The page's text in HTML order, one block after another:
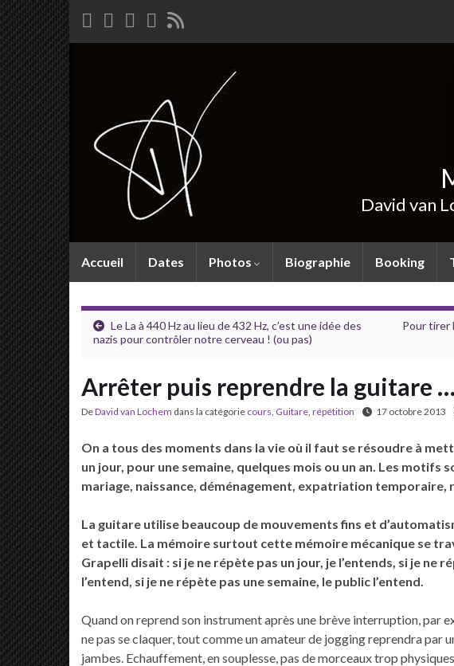
David van
Accueil Dates Photos Biographie Booking
Le La à 440 Hz au lieu de 432 Hz, c’est une idée des
nazis pour contrôler notre cerveau ! (ou pas)
Pour tirer
Arrêter puis reprendre la guitare …
DeDavid van Lochem dans la catégorie cours, Guitare, répétition 17 octobre 2013
On a tous des moments dans la vie où il faut se résoudre à
un jour, pour une semaine, quelques mois ou un an. Les motifs
mariage, naissance, déménagement, expatriation temporaire,
La guitare utilise beaucoup de mouvements fins et
et tactile. La mémoire surtout cette mémoire mécanique se
Grapelli disait : si je ne répète pas un jour, je l’entends, si je ne
l’entend, si je ne répète pas une semaine, le public l’entend.
Quand on reprend son instrument après une brève interruption, par
ne pas se claquer, tout comme un amateur de jogging reprendra par
jambes. Echauffement, en souplesse, pas de morceaux trop